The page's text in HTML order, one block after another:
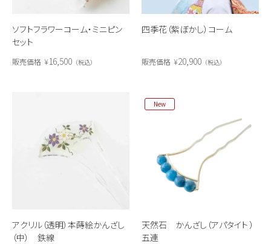
ソフトフラワーコーム・ミニピン
セット
販売価格 ¥16,500 税込
四季花（紫ぼかし）コーム
販売価格 ¥20,900 税込
アクリル（透明）本蒔絵かんざし
（中） 鉄線
天然石 かんざし（アパタイト ）
五連
New